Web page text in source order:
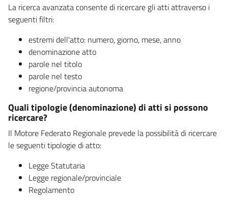
La ricerca avanzata consente di ricercare gli atti attraverso i
seguenti filtri:
estremi dell'atto: numero, giorno, mese, anno
denominazione atto
parole nel titolo
parole nel testo
regione/provincia autonoma
Quali tipologie (denominazione) di atti si possono
ricercare?
Il Motore Federato Regionale prevede la possibilità di ricercare
le seguenti tipologie di atto:
Legge Statutaria
Legge regionale/provinciale
Regolamento